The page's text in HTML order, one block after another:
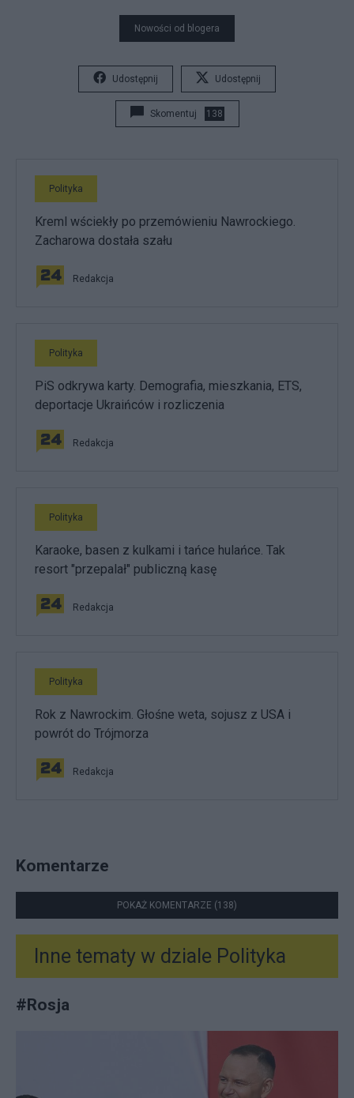
Nowości od blogera
Udostępnij Udostępnij
Skomentuj 138
Polityka
Kreml wściekły po przemówieniu Nawrockiego.
Zacharowa dostała szału
Redakcja
Polityka
PiS odkrywa karty. Demografia, mieszkania, ETS,
deportacje Ukraińców i rozliczenia
Redakcja
Polityka
Karaoke, basen z kulkami i tańce hulańce. Tak
resort "przepalał" publiczną kasę
Redakcja
Polityka
Rok z Nawrockim. Głośne weta, sojusz z USA i
powrót do Trójmorza
Redakcja
Komentarze
POKAŻ KOMENTARZE (138)
Inne tematy w dziale Polityka
#Rosja